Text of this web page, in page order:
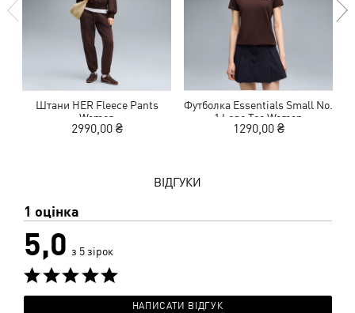
Штани HER Fleece Pants
Women
2990,00 ₴
Футболка Essentials Small No.
1 Logo Tee Women
1290,00 ₴
ВІДГУКИ
1 оцінка
5,0 з 5 зірок
НАПИСАТИ ВІДГУК